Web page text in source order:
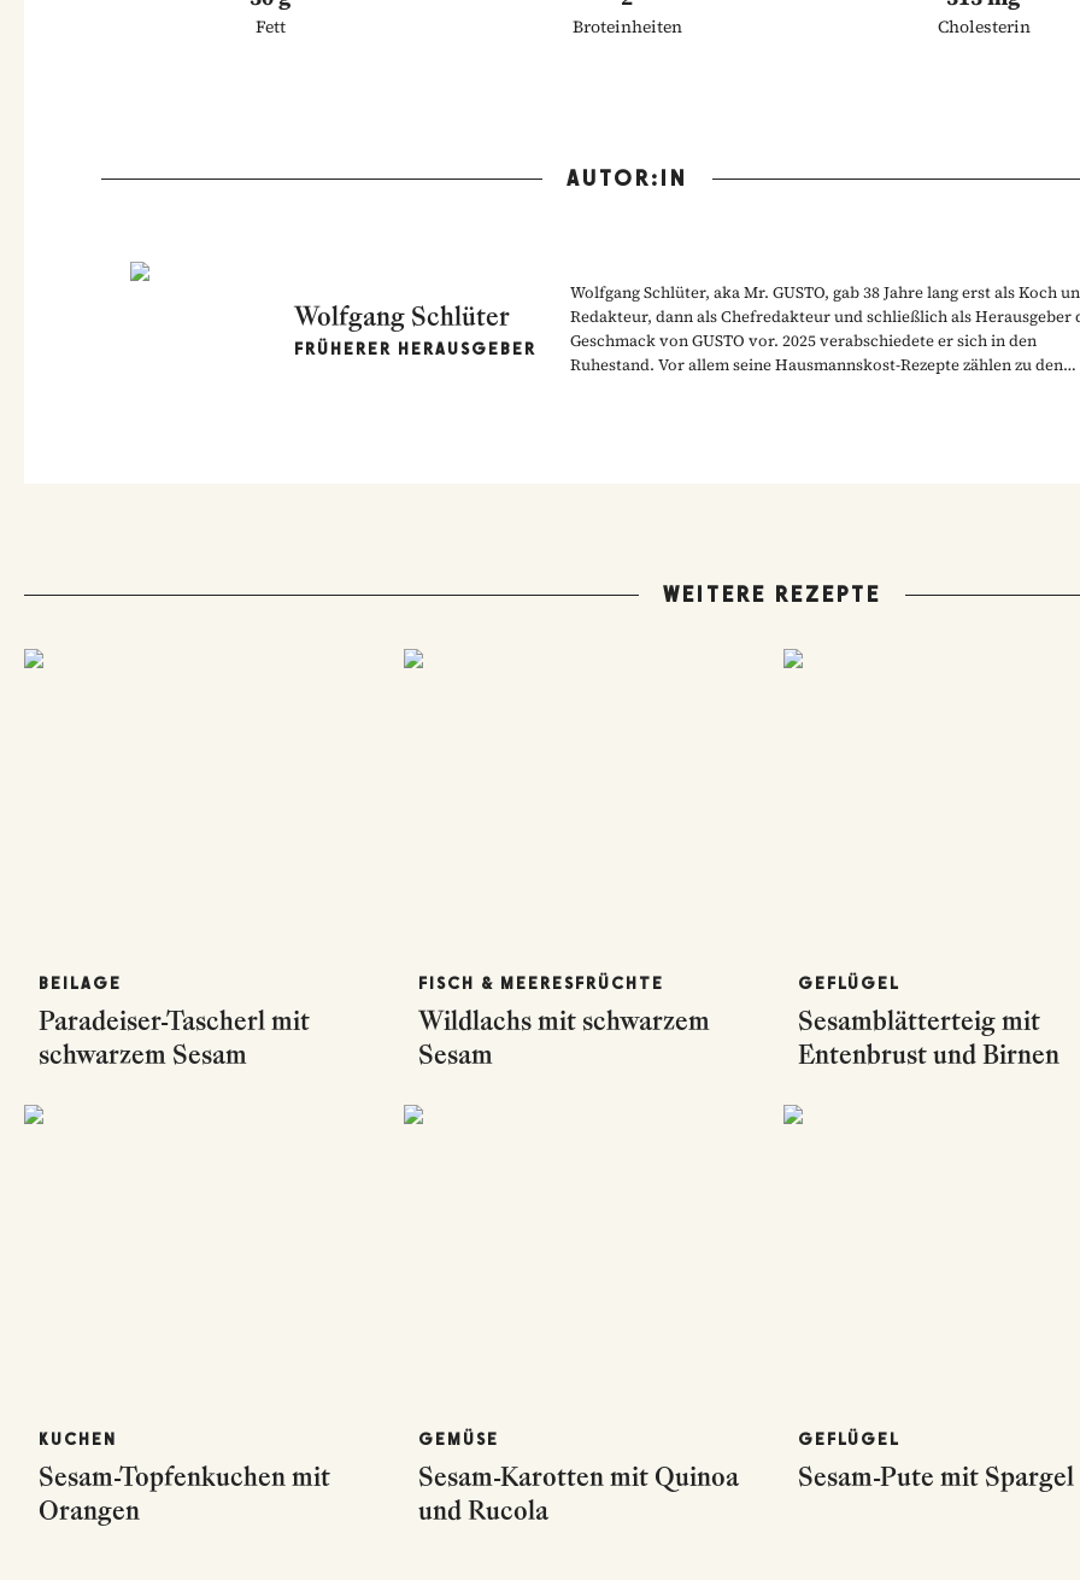
Fett Broteinheiten Cholesterin
AUTOR:IN
Wolfgang Schlüter
FRÜHERER HERAUSGEBER
Wolfgang Schlüter, aka Mr. GUSTO, gab 38 Jahre lang erst als Koch
Redakteur, dann als Chefredakteur und schließlich als Herausgeber
Geschmack von GUSTO vor. 2025 verabschiedete er sich in den
Ruhestand. Vor allem seine Hausmannskost-Rezepte zählen zu den
WEITERE REZEPTE
BEILAGE
Paradeiser-Tascherl mit
schwarzem Sesam
FISCH & MEERESFRÜCHTE
Wildlachs mit schwarzem
Sesam
GEFLÜGEL
Sesamblätterteig mit
Entenbrust und Birnen
KUCHEN
Sesam-Topfenkuchen mit
Orangen
GEMÜSE
Sesam-Karotten mit Quinoa
und Rucola
GEFLÜGEL
Sesam-Pute mit Spargel